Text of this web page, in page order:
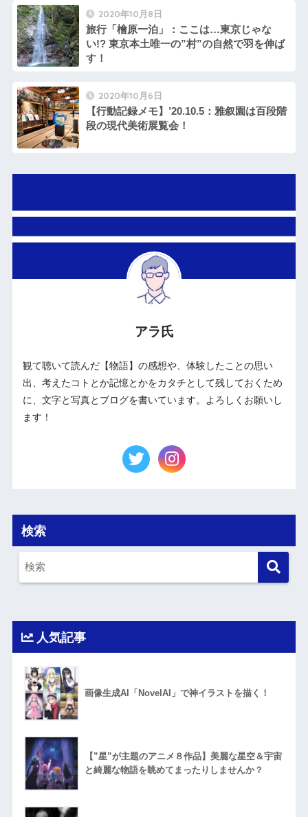
2020年10月8日
旅行「檜原一泊」：ここは…東京じゃな
い!? 東京本土唯一の”村”の自然で羽を伸ば
す！
2020年10月6日
【行動記録メモ】’20.10.5：雅叙園は百段階
段の現代美術展覧会！
アラ氏
観て聴いて読んだ【物語】の感想や、体験したことの思い
出、考えたコトとか記憶とかをカタチとして残しておくため
に、文字と写真とブログを書いています。よろしくお願いし
ます！
検索
人気記事
画像生成AI「NovelAI」で神イラストを描く！
【”星”が主題のアニメ８作品】美麗な星空＆宇宙
と綺麗な物語を眺めてまったりしませんか？